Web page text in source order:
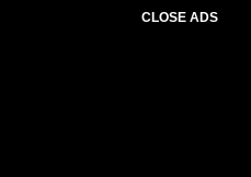
CLOSE ADS